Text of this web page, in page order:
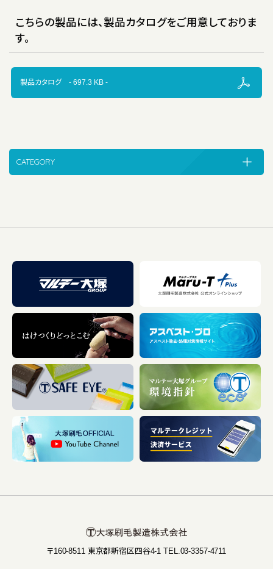
こちらの製品には、製品カタログをご用意しておりま
す。
製品カタログ - 697.3 KB -
CATEGORY
〒160-8511 東京都新宿区四谷4-1 TEL.03-3357-4711